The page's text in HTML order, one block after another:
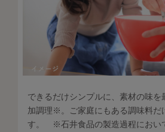
できるだけシンプルに、素材の味を
加調理※。ご家庭にもある調味料だ
す。 ※石井食品の製造過程におい